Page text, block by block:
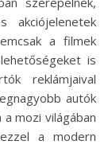
akciójelenetek
a filmek
is
reklámjaival
autók
mozi világában
a modern